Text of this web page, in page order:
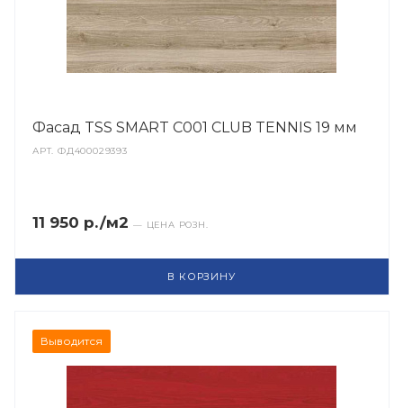
Фасад TSS SMART C001 CLUB TENNIS 19 мм
АРТ.ФД400029393
11 950 р./м2 — ЦЕНА РОЗН.
В КОРЗИНУ
Выводится